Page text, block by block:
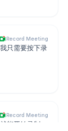
Record Meeting
只需要按下录
Record Meeting
能开始录制，